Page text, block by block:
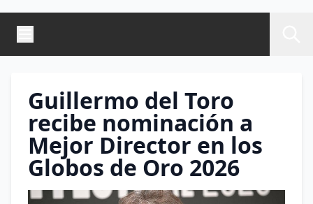
Guillermo del Toro
recibe nominación a
Mejor Director en los
Globos de Oro 2026